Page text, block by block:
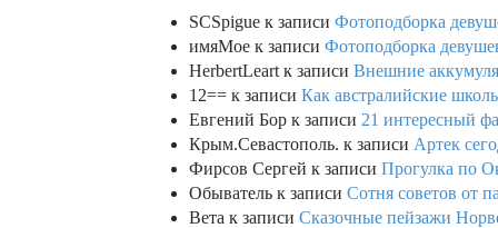
SCSpigue к записи Фотоподборка
имяМое к записи Фотоподборка
HerbertLeart к записи Внешние
12== к записи Как австралийские
Евгений Бор к записи 21 интересный
Крым.Севастополь. к записи Артек
Фирсов Сергей к записи Прогулка по
Обыватель к записи Сотня советов от
Вета к записи Сказочные пейзажи